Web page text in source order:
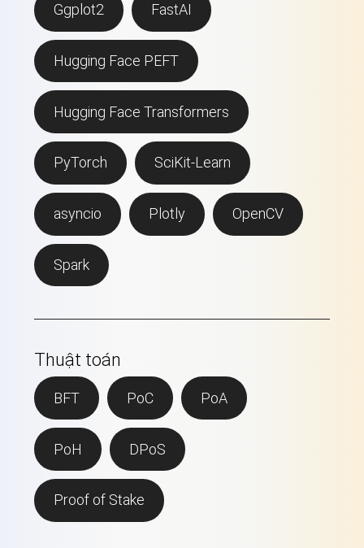
Ggplot2 FastAI
Hugging Face PEFT
Hugging Face Transformers
PyTorch SciKit-Learn
asyncio Plotly OpenCV
Spark
Thuật toán
BFT PoC PoA
PoH DPoS
Proof of Stake